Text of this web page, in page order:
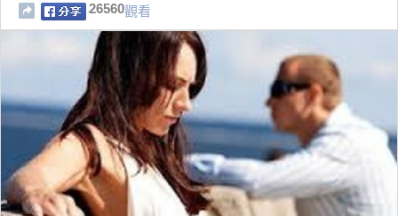
26560觀看